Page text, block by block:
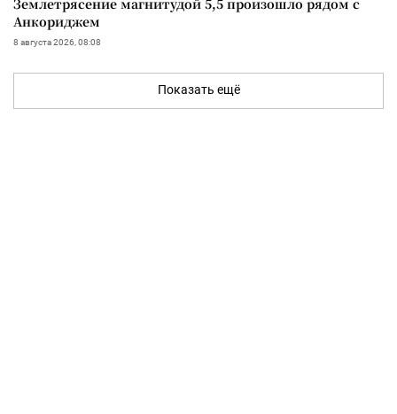
Анкориджем
8 августа 2026, 08:08
Показать ещё